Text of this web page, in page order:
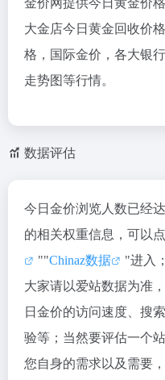
金价网提供今日黄金价
大金店今日黄金回收价
格，国际金价，各大银
走势图等行情。
数据评估
今日金价浏览人数已经
的相关权重信息，可以
""Chinaz数据
"进入
大家请以爱站数据为准
日金价的访问速度、搜
验等；当然要评估一个
您自身的需求以及需要